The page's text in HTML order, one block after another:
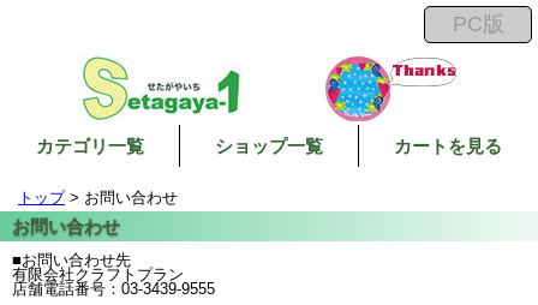
カテゴリ一覧 ショップ一覧 カートを見る
トップ> お問い合わせ
■お問い合わせ先
有限会社クラフトプラン
店舗電話番号：03-3439-9555